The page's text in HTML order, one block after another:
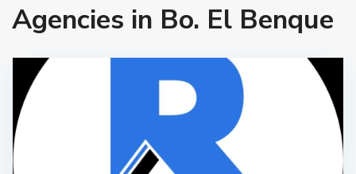
Agencies in Bo. El Benque